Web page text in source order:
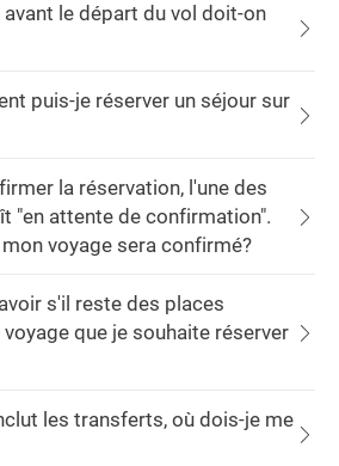
le départ du vol doit-on
puis-je réserver un séjour sur
la réservation, l'une des
"en attente de confirmation".
voyage sera confirmé?
s'il reste des places
que je souhaite réserver
les transferts, où dois-je me